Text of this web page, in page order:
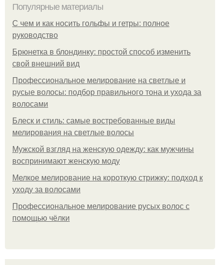
Популярные материалы
С чем и как носить гольфы и гетры: полное
руководство
Брюнетка в блондинку: простой способ изменить
свой внешний вид
Профессиональное мелирование на светлые и
русые волосы: подбор правильного тона и ухода за
волосами
Блеск и стиль: самые востребованные виды
мелирования на светлые волосы
Мужской взгляд на женскую одежду: как мужчины
воспринимают женскую моду
Мелкое мелирование на короткую стрижку: подход к
уходу за волосами
Профессиональное мелирование русых волос с
помощью чёлки